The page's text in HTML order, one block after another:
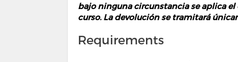
bajo ninguna circunstancia se aplica
curso. La devolución se tramitará
Requirements